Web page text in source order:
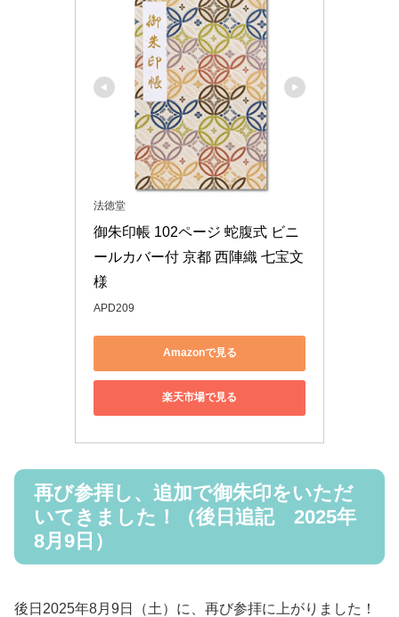
法徳堂
御朱印帳 102ページ 蛇腹式 ビニ
ールカバー付 京都 西陣織 七宝文
様
APD209
Amazonで見る
楽天市場で見る
再び参拝し、追加で御朱印をいただ
いてきました！（後日追記 2025年
8月9日）
後日2025年8月9日（土）に、再び参拝に上がりました！